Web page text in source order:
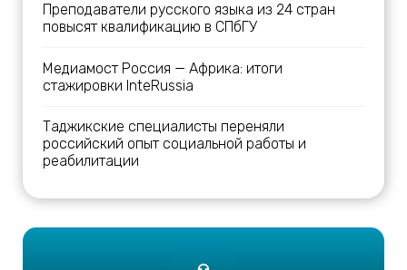
Преподаватели русского языка из 24 стран
повысят квалификацию в СПбГУ
Медиамост Россия — Африка: итоги
стажировки InteRussia
Таджикские специалисты переняли
российский опыт социальной работы и
реабилитации